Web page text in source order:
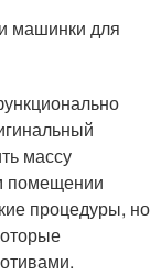
машинки для
массу
помещении
процедуры, но